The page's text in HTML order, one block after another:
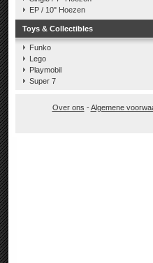
EP / 10" Hoezen
Toys & Collectibles
Funko
Lego
Playmobil
Super 7
Over ons -Algemene